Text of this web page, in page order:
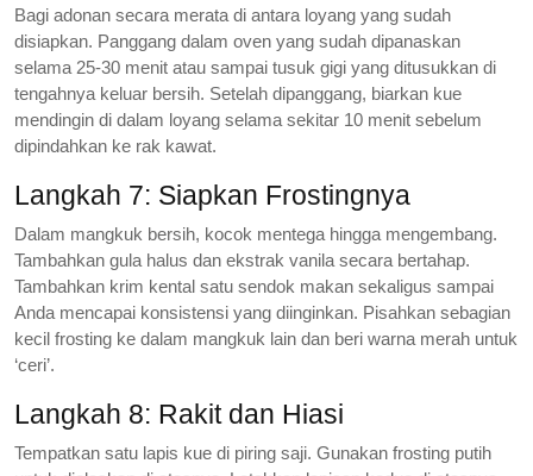
Bagi adonan secara merata di antara loyang yang sudah
disiapkan. Panggang dalam oven yang sudah dipanaskan
selama 25-30 menit atau sampai tusuk gigi yang ditusukkan di
tengahnya keluar bersih. Setelah dipanggang, biarkan kue
mendingin di dalam loyang selama sekitar 10 menit sebelum
dipindahkan ke rak kawat.
Langkah 7: Siapkan Frostingnya
Dalam mangkuk bersih, kocok mentega hingga mengembang.
Tambahkan gula halus dan ekstrak vanila secara bertahap.
Tambahkan krim kental satu sendok makan sekaligus sampai
Anda mencapai konsistensi yang diinginkan. Pisahkan sebagian
kecil frosting ke dalam mangkuk lain dan beri warna merah untuk
‘ceri’.
Langkah 8: Rakit dan Hiasi
Tempatkan satu lapis kue di piring saji. Gunakan frosting putih